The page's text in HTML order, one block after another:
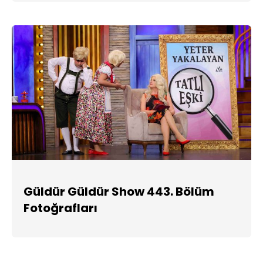
Güldür Güldür Show 443. Bölüm
Fotoğrafları